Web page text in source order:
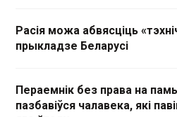
Расія можа абвясціць
прыкладзе Беларусі
Пераемнік без права на
пазбавіўся чалавека, які